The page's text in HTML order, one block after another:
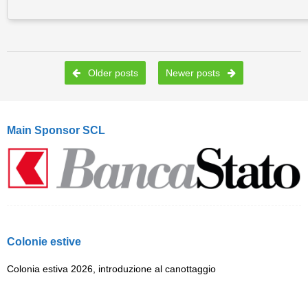
Post navigation
Older posts Newer posts
Main Sponsor SCL
Colonie estive
Colonia estiva 2026, introduzione al canottaggio